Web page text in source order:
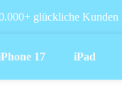
glückliche Kunden
17 iPad